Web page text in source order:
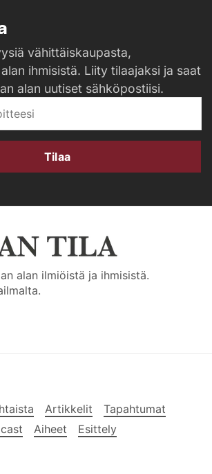
vähittäiskaupasta,
ihmisistä. Liity tilaajaksi ja saat
alan uutiset sähköpostiisi.
Tilaa
alan ilmiöistä ja ihmisistä.
Artikkelit
Tapahtumat
Aiheet Esittely